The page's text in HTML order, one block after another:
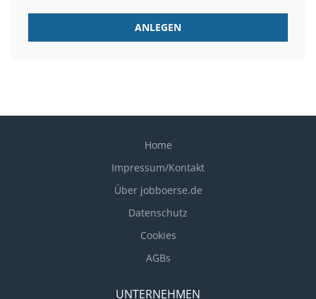
Home
Impressum/Kontakt
Über jobboerse.de
Datenschutz
Cookies
AGBs
UNTERNEHMEN